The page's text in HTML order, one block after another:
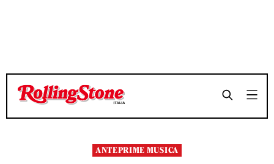
TEMPO DI LETTURA 2 MINUTI SHARE
TEMPO DI LETTURA 2 MINUTI SHARE
ANTEPRIME MUSICA